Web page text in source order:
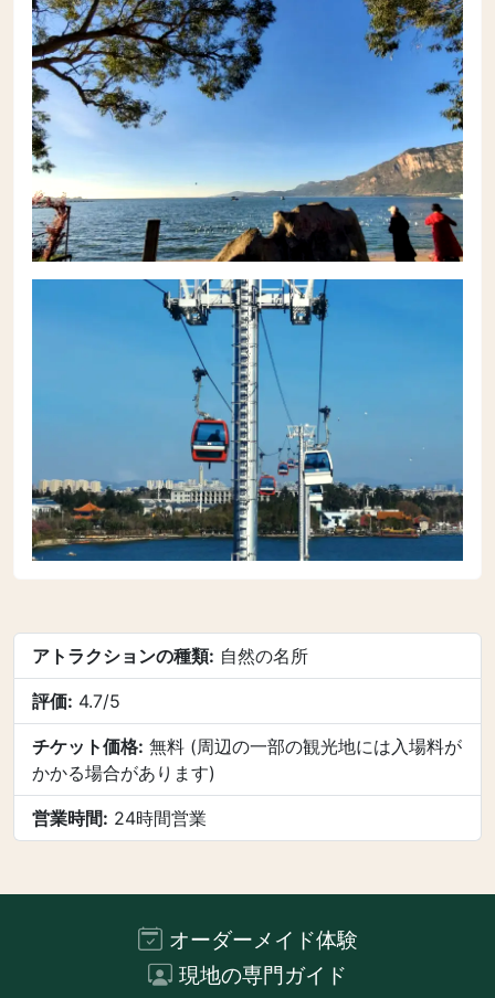
アトラクションの種類: 自然の名所
評価: 4.7/5
チケット価格: 無料 (周辺の一部の観光地には入場料が
かかる場合があります)
営業時間: 24時間営業
オーダーメイド体験
現地の専門ガイド